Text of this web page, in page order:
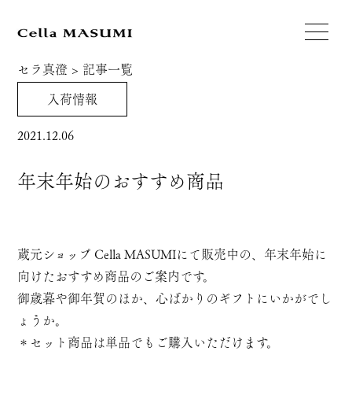
セラ真澄 > 記事一覧
入荷情報
2021.12.06
年末年始のおすすめ商品
蔵元ショップ Cella MASUMIにて販売中の、年末年始に
向けたおすすめ商品のご案内です。
御歳暮や御年賀のほか、心ばかりのギフトにいかがでし
ょうか。
＊セット商品は単品でもご購入いただけます。